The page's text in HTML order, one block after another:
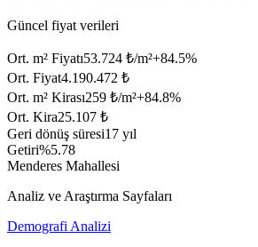
Güncel fiyat verileri
Ort. m² Fiyatı53.724 ₺/m²+84.5%
Ort. Fiyat4.190.472 ₺
Ort. m² Kirası259 ₺/m²+84.8%
Ort. Kira25.107 ₺
Geri dönüş süresi17 yıl
Getiri%5.78
Menderes Mahallesi
Analiz ve Araştırma Sayfaları
Demografi Analizi